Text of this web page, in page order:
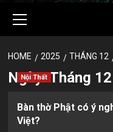
Menu
HOME 2025 THÁNG 12
Ngày:Tháng
Nội Thất
Bàn thờ Phật có ý
Việt?